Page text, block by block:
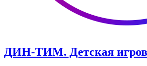
ДИН-ТИМ. Детская